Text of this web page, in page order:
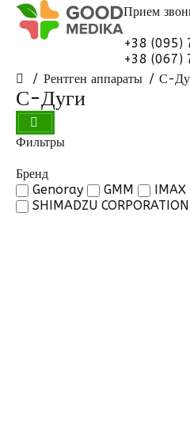
Прием
+38 (095)
+38 (067)
Рентген аппараты
С-
С-Дуги
Фильтры
Бренд
Genoray
GMM IMAX
SHIMADZU CORPORATION